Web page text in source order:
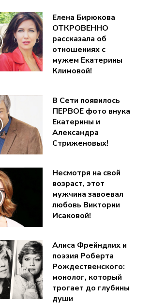
Елена Бирюкова
ОТКРОВЕННО
рассказала об
отношениях с
мужем Екатерины
Климовой!
В Сети появилось
ПЕРВОЕ фото внука
Екатерины и
Александра
Стриженовых!
Несмотря на свой
возраст, этот
мужчина завоевал
любовь Виктории
Исаковой!
Алиса Фрейндлих и
поэзия Роберта
Рождественского:
монолог, который
трогает до глубины
души